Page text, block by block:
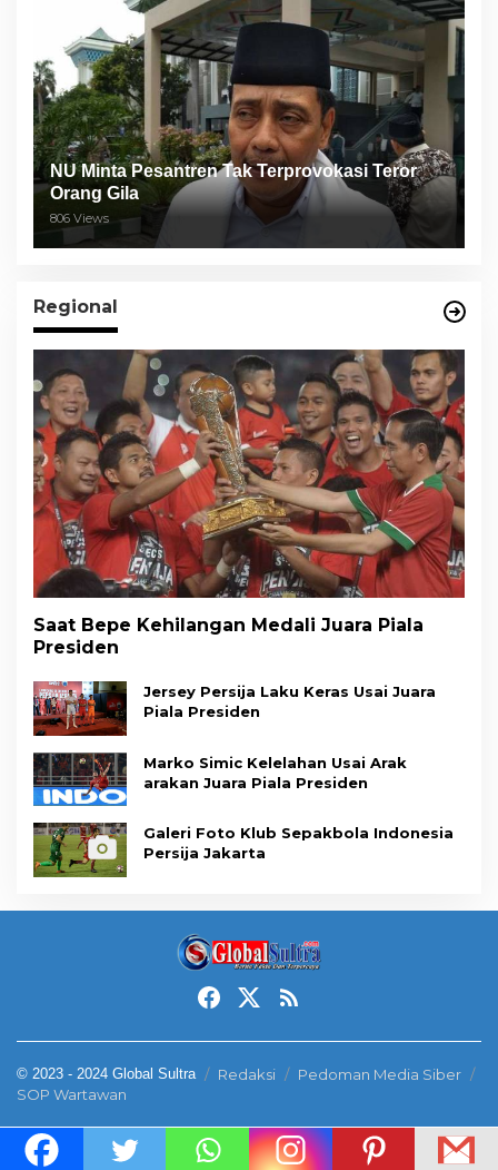
NU Minta Pesantren Tak Terprovokasi Teror
Orang Gila
806 Views
Regional
Saat Bepe Kehilangan Medali Juara Piala
Presiden
Jersey Persija Laku Keras Usai Juara
Piala Presiden
Marko Simic Kelelahan Usai Arak
arakan Juara Piala Presiden
Galeri Foto Klub Sepakbola Indonesia
Persija Jakarta
© 2023 - 2024 Global Sultra Redaksi
Pedoman Media Siber
SOP Wartawan